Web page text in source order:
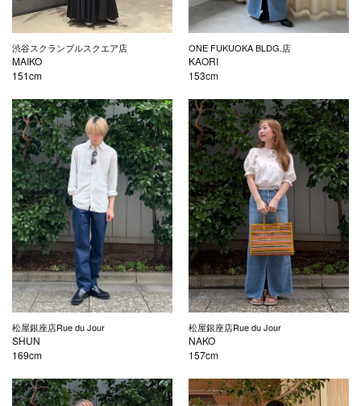
渋谷スクランブルスクエア店
MAIKO
151cm
ONE FUKUOKA BLDG.店
KAORI
153cm
松屋銀座店Rue du Jour
SHUN
169cm
松屋銀座店Rue du Jour
NAKO
157cm